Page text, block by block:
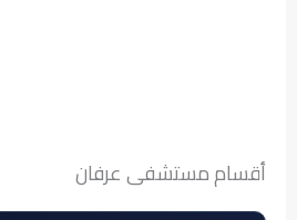
أقسام مستشفى عرفان